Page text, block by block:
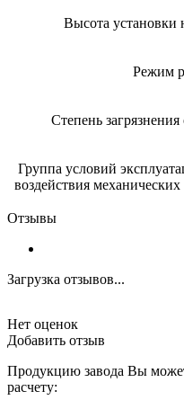
Высота установки
Режим
Степень
Группа условий
воздействия
Отзывы
Загрузка отзывов...
Нет оценок
Добавить отзыв
Продукцию завода Вы
расчету: